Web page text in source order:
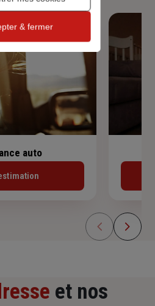
auto
et nos
& fermer